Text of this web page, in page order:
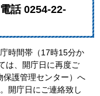
電話 0254-22-
時間帯（17時15分か
は、開庁日に再度ご
護管理センター）へ
開庁日にご連絡致し